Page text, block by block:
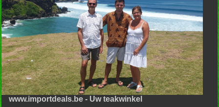
www.importdeals.be - Uw teakwinkel